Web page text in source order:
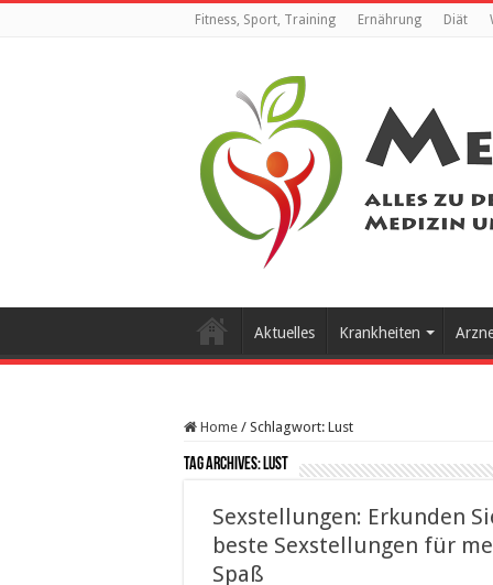
Fitness, Sport, Training Ernährung Diät
Aktuelles Krankheiten
Home / Schlagwort: Lust
Tag Archives: Lust
Sexstellungen: Erkunden
beste Sexstellungen für
Spaß